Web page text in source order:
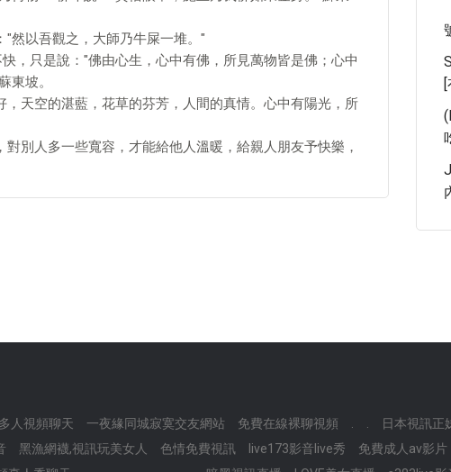
然以吾觀之，大師乃牛屎一堆。"
，只是說："佛由心生，心中有佛，所見萬物皆是佛；心中
東坡。
天空的湛藍，花草的芬芳，人間的真情。心中有陽光，所
別人多一些寬容，才能給他人溫暖，給親人朋友予快樂，
人視頻聊天 一夜緣同城寂寞交友網站 免費在線裸聊視頻 日本視訊正
黑漁網襪,視訊玩美女人 色情免費視訊 live173影音live秀 免費成人av影片